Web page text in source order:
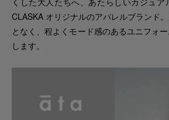
CLASKA オリジナルのアパレルブランド
となく、程よくモード感のあるユニフォ
します。